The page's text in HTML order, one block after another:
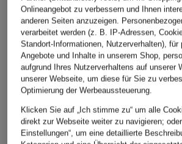
Onlineangebot zu verbessern und Ihnen
anderen Seiten anzuzeigen.
verarbeitet werden (z. B. IP-Adressen,
Standort-Informationen, Nutzerverhalten), für
Angebote und Inhalte in unserem Shop,
aufgrund Ihres Nutzerverhaltens auf unserer
unserer Webseite, um diese für Sie zu
Optimierung der Werbeaussteuerung.
Klicken Sie auf „Ich stimme zu“ um alle
direkt zur Webseite weiter zu navigieren;
Einstellungen“, um eine detaillierte